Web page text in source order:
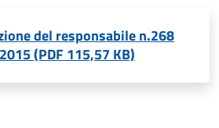
del responsabile n.268
(PDF 115,57 KB)